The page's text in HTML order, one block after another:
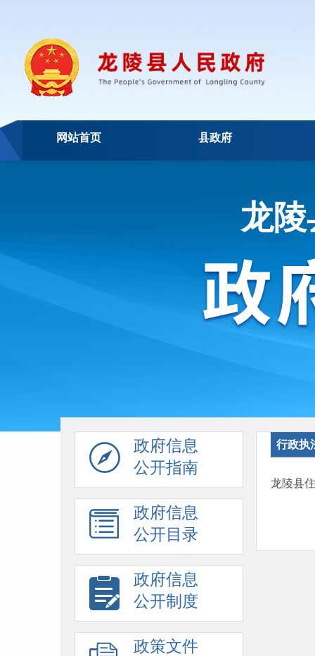
网站首页 县政府
龙
政府信息
公开指南
政府信息
公开目录
政府信息
公开制度
政策文件
行政执
龙陵县